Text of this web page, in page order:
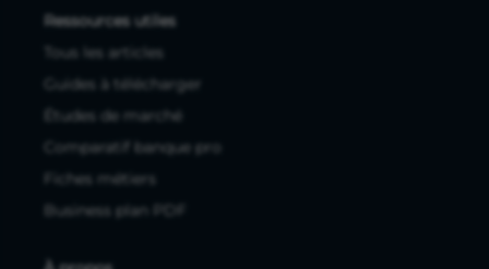
Ressources utiles
Tous les articles
Guides à télécharger
Études de marché
Comparatif banque pro
Fiches métiers
Business plan PDF